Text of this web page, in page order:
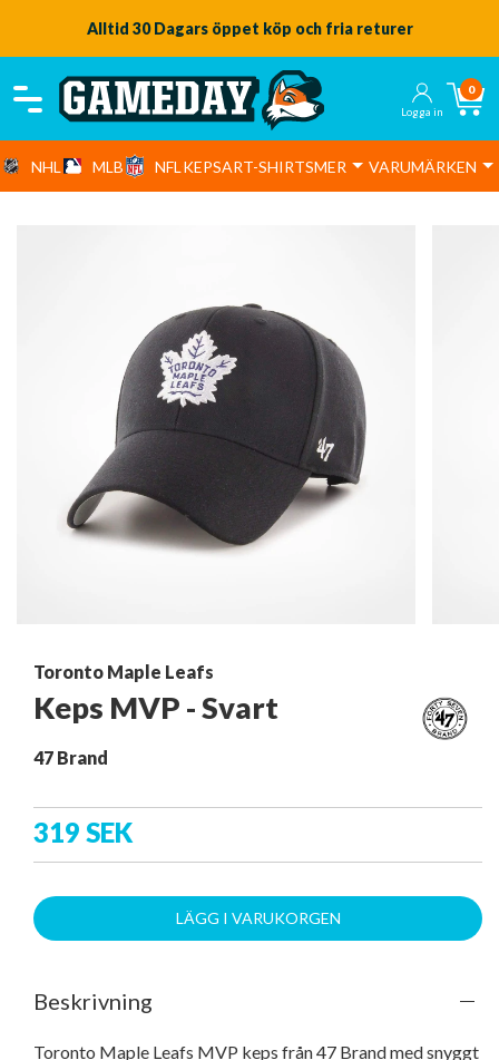
Alltid 30 Dagars öppet köp och fria returer
Logga in
0
NHL MLB NFLKEPSART-SHIRTSMER VARUMÄRKEN
Toronto Maple Leafs
Keps MVP - Svart
47 Brand
319 SEK
LÄGG I VARUKORGEN
Beskrivning
Toronto Maple Leafs MVP keps från 47 Brand med snyggt